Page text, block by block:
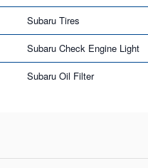
Subaru Tires
Subaru Check Engine Light
Subaru Oil Filter